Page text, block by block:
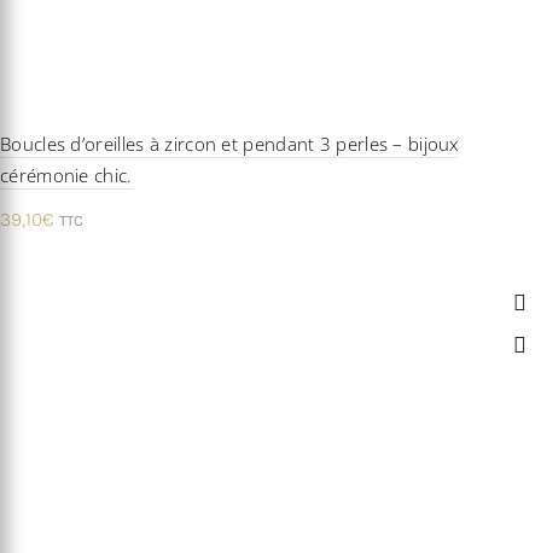
Boucles d’oreilles à zircon et pendant 3 perles – bijoux
cérémonie chic.
39,10€ TTC